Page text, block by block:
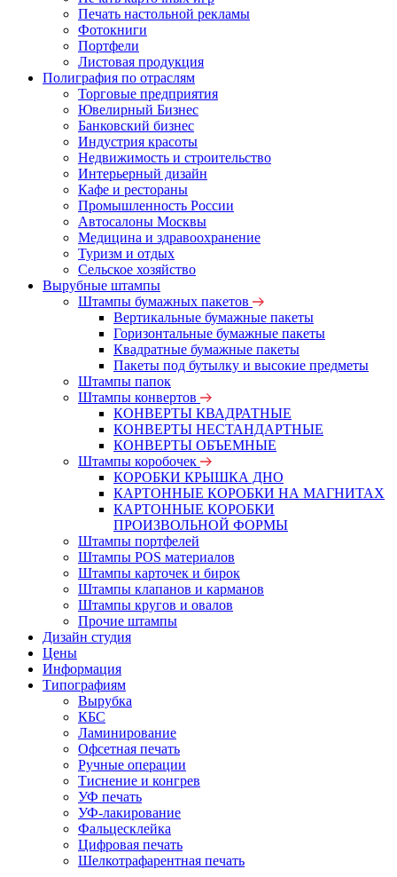
Печать настольной рекламы
Фотокниги
Портфели
Листовая продукция
Полиграфия по отраслям
Торговые предприятия
Ювелирный Бизнес
Банковский бизнес
Индустрия красоты
Недвижимость и строительство
Интерьерный дизайн
Кафе и рестораны
Промышленность России
Автосалоны Москвы
Медицина и здравоохранение
Туризм и отдых
Сельское хозяйство
Вырубные штампы
Штампы бумажных пакетов
Вертикальные бумажные пакеты
Горизонтальные бумажные пакеты
Квадратные бумажные пакеты
Пакеты под бутылку и высокие предметы
Штампы папок
Штампы конвертов
КОНВЕРТЫ КВАДРАТНЫЕ
КОНВЕРТЫ НЕСТАНДАРТНЫЕ
КОНВЕРТЫ ОБЪЕМНЫЕ
Штампы коробочек
КОРОБКИ КРЫШКА ДНО
КАРТОННЫЕ КОРОБКИ НА МАГНИТАХ
КАРТОННЫЕ КОРОБКИ
ПРОИЗВОЛЬНОЙ ФОРМЫ
Штампы портфелей
Штампы POS материалов
Штампы карточек и бирок
Штампы клапанов и карманов
Штампы кругов и овалов
Прочие штампы
Дизайн студия
Цены
Информация
Типографиям
Вырубка
КБС
Ламинирование
Офсетная печать
Ручные операции
Тиснение и конгрев
УФ печать
УФ-лакирование
Фальцесклейка
Цифровая печать
Шелкотрафарентная печать